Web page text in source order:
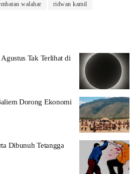
walahar ridwan kamil
Tak Terlihat di
Dorong Ekonomi
Dibunuh Tetangga